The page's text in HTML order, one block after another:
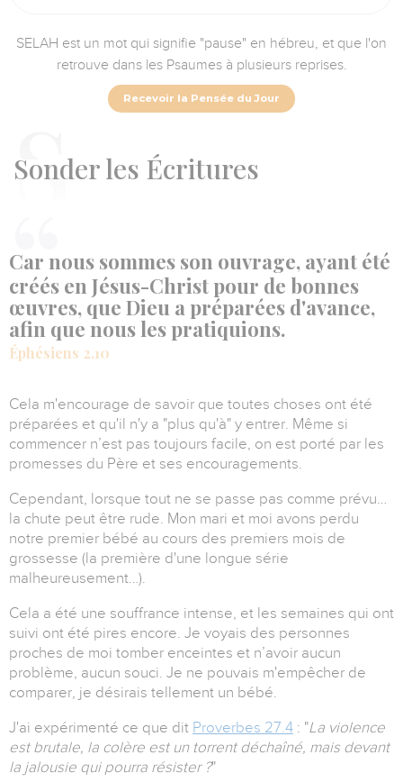
SELAH est un mot qui signifie "pause" en hébreu, et que l'on
retrouve dans les Psaumes à plusieurs reprises.
Recevoir la Pensée du Jour
Sonder les Écritures
Car nous sommes son ouvrage, ayant été
créés en Jésus-Christ pour de bonnes
œuvres, que Dieu a préparées d'avance,
afin que nous les pratiquions.
Éphésiens 2.10
Cela m'encourage de savoir que toutes choses ont été
préparées et qu'il n'y a "plus qu'à" y entrer. Même si
commencer n’est pas toujours facile, on est porté par les
promesses du Père et ses encouragements.
Cependant, lorsque tout ne se passe pas comme prévu…
la chute peut être rude. Mon mari et moi avons perdu
notre premier bébé au cours des premiers mois de
grossesse (la première d'une longue série
malheureusement…).
Cela a été une souffrance intense, et les semaines qui ont
suivi ont été pires encore. Je voyais des personnes
proches de moi tomber enceintes et n’avoir aucun
problème, aucun souci. Je ne pouvais m'empêcher de
comparer, je désirais tellement un bébé.
J'ai expérimenté ce que dit Proverbes 27.4 : "La violence
est brutale, la colère est un torrent déchaîné, mais devant
la jalousie qui pourra résister ?"